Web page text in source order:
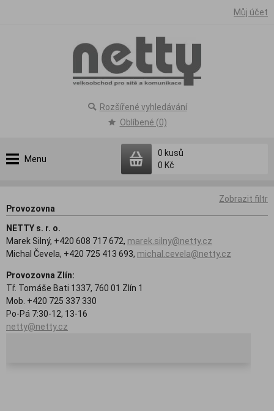
Můj účet
Menu
0 kusů
0 Kč
Rozšířené vyhledávání
Oblíbené (0)
Zobrazit filtr
Provozovna
NETTY s. r. o.
Marek Silný, +420 608 717 672, marek.silny@netty.cz
Michal Čevela, +420 725 413 693, michal.cevela@netty.cz
Provozovna Zlín:
Tř. Tomáše Bati 1337, 760 01 Zlín 1
Mob. +420 725 337 330
Po-Pá 7:30-12, 13-16
netty@netty.cz